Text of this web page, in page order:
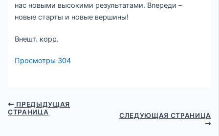
нас новыми высокими результатами. Впереди –
новые старты и новые вершины!
Внешт. корр.
Просмотры 304
ПРЕДЫДУЩАЯ
СТРАНИЦА
СЛЕДУЮЩАЯ СТРАНИЦА